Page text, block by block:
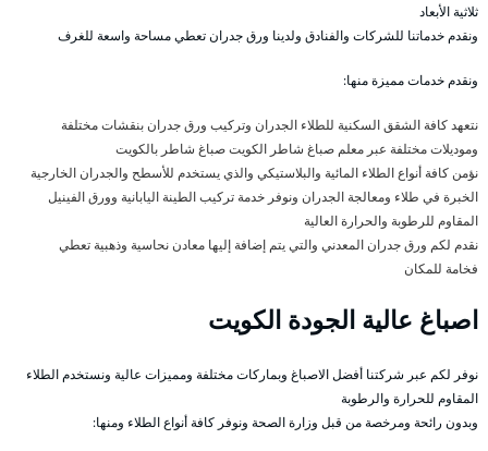
ثلاثية الأبعاد
ونقدم خدماتنا للشركات والفنادق ولدينا ورق جدران تعطي مساحة واسعة للغرف
ونقدم خدمات مميزة منها:
نتعهد كافة الشقق السكنية للطلاء الجدران وتركيب ورق جدران بنقشات مختلفة
وموديلات مختلفة عبر معلم صباغ شاطر الكويت صباغ شاطر بالكويت
نؤمن كافة أنواع الطلاء المائية والبلاستيكي والذي يستخدم للأسطح والجدران الخارجية
الخبرة في طلاء ومعالجة الجدران ونوفر خدمة تركيب الطينة اليابانية وورق الفينيل
المقاوم للرطوبة والحرارة العالية
نقدم لكم ورق جدران المعدني والتي يتم إضافة إليها معادن نحاسية وذهبية تعطي
فخامة للمكان
اصباغ عالية الجودة الكويت
نوفر لكم عبر شركتنا أفضل الاصباغ وبماركات مختلفة ومميزات عالية ونستخدم الطلاء
المقاوم للحرارة والرطوبة
وبدون رائحة ومرخصة من قبل وزارة الصحة ونوفر كافة أنواع الطلاء ومنها: